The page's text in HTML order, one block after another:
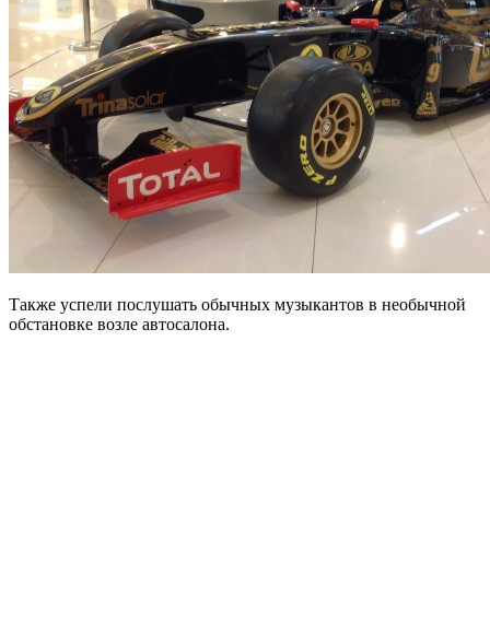
Также успели послушать обычных музыкантов в необычной
обстановке возле автосалона.